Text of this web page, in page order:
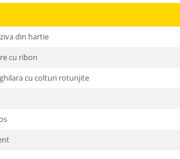
din hartie
cu ribon
cu colturi rotunjite